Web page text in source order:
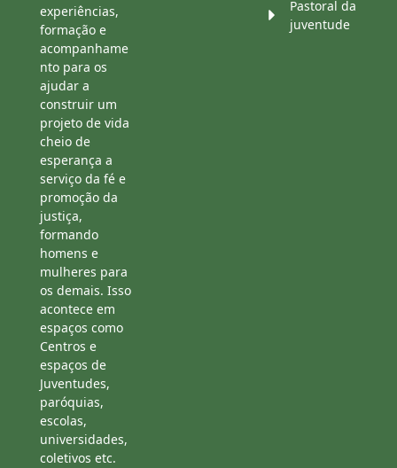
experiências,
formação e
acompanhame
nto para os
ajudar a
construir um
projeto de vida
cheio de
esperança a
serviço da fé e
promoção da
justiça,
formando
homens e
mulheres para
os demais. Isso
acontece em
espaços como
Centros e
espaços de
Juventudes,
paróquias,
escolas,
universidades,
coletivos etc.
Pastoral da
juventude